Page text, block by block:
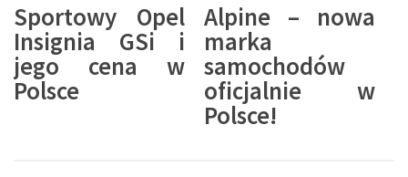
Sportowy Opel
Insignia GSi i
jego cena w
Polsce
Alpine – nowa
marka
samochodów
oficjalnie w
Polsce!